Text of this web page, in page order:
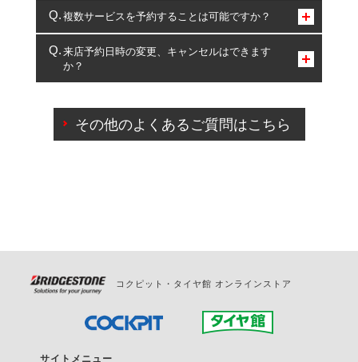
コクピット・タイヤ館のみとなります。
複数サービスを予約することは可能ですか？
複数サービスのご予約は可能です。
一部の商品・サービスの組み合わせに限り、同時にご予約が
出来ないものもございます。
来店予約日時の変更、キャンセルはできます
か？
ご来店予約日の3営業日前を過ぎている場合のご予約
の日時変更につきましては、直接ご予約の店舗まで
その他のよくあるご質問はこちら
コクピット・タイヤ館 オンラインストア
サイトメニュー